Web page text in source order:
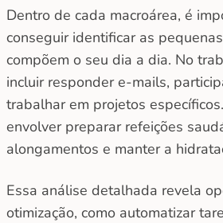
Dentro de cada macroárea, é
conseguir identificar as
compõem o seu dia a dia. No
incluir responder e-mails,
trabalhar em projetos
envolver preparar refeições
alongamentos e manter a
Essa análise detalhada revela
otimização, como automatizar